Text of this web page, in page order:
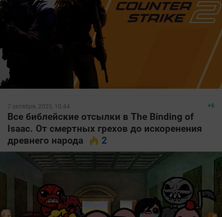
+6
7 октября, 2025, 10:44
Все библейские отсылки в The Binding of
Isaac. От смертных грехов до искоренения
древнего народа
2